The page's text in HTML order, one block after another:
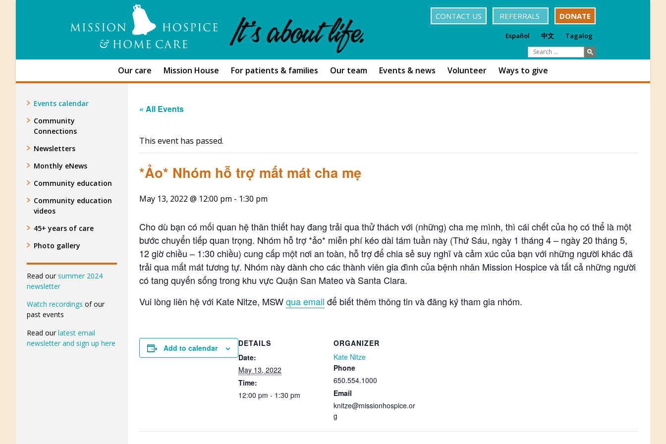
CONTACT US REFERRALS DONATE
Español 中文 Tagalog
Our care Mission House For patients & families Our team Events & news Volunteer Ways to give
Events calendar
Community
Connections
Newsletters
Monthly eNews
Community education
Community education
videos
45+ years of care
Photo gallery
Read our summer 2024
newsletter
Watch recordings of our
past events
Read our latest email
newsletter and sign up here
« All Events
This event has passed.
*Ảo* Nhóm hỗ trợ mất mát cha mẹ
May 13, 2022 @ 12:00 pm - 1:30 pm
Cho dù bạn có mối quan hệ thân thiết hay đang trải qua thử thách với (những) cha mẹ mình, thì cái chết của họ có thể là một
bước chuyển tiếp quan trọng. Nhóm hỗ trợ *ảo* miễn phí kéo dài tám tuần này (Thứ Sáu, ngày 1 tháng 4 – ngày 20 tháng 5,
12 giờ chiều – 1:30 chiều) cung cấp một nơi an toàn, hỗ trợ để chia sẻ suy nghĩ và cảm xúc của bạn với những người khác đã
trải qua mất mát tương tự. Nhóm này dành cho các thành viên gia đình của bệnh nhân Mission Hospice và tất cả những người
có tang quyến sống trong khu vực Quận San Mateo và Santa Clara.
Vui lòng liên hệ với Kate Nitze, MSWqua email để biết thêm thông tin và đăng ký tham gia nhóm.
Add to calendar
DETAILS
Date:
May 13, 2022
Time:
12:00 pm - 1:30 pm
ORGANIZER
Kate Nitze
Phone
650.554.1000
Email
knitze@missionhospice.or
g